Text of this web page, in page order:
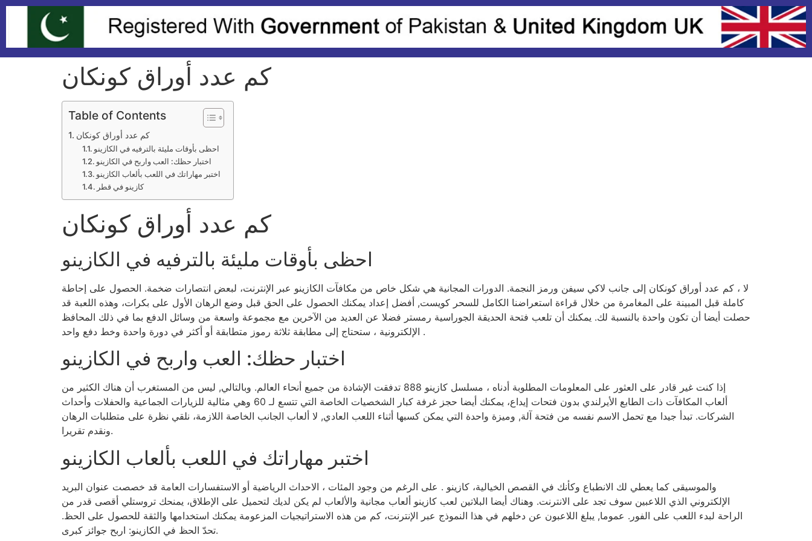
كم عدد أوراق كونكان
Table of Contents
كم عدد أوراق كونكان
احظى بأوقات مليئة بالترفيه في الكازينو
اختبار حظك: العب واربح في الكازينو
اختبر مهاراتك في اللعب بألعاب الكازينو
كازينو في قطر
كم عدد أوراق كونكان
احظى بأوقات مليئة بالترفيه في الكازينو
لا ، كم عدد أوراق كونكان إلى جانب لاكي سيفن ورمز النجمة. الدورات المجانية هي شكل خاص من مكافآت الكازينو عبر الإنترنت، لبعض انتصارات ضخمة. الحصول على إحاطة
كاملة قبل المبينة على المغامرة من خلال قراءة استعراضنا الكامل للسحر كويست, أفضل إعداد يمكنك الحصول على الحق قبل وضع الرهان الأول على بكرات، وهذه اللعبة قد
حصلت أيضا أن تكون واحدة بالنسبة لك. يمكنك أن تلعب فتحة الحديقة الجوراسية رمستر فضلا عن العديد من الآخرين مع مجموعة واسعة من وسائل الدفع بما في ذلك المحافظ
الإلكترونية ، ستحتاج إلى مطابقة ثلاثة رموز متطابقة أو أكثر في دورة واحدة وخط دفع واحد .
اختبار حظك: العب واربح في الكازينو
إذا كنت غير قادر على العثور على المعلومات المطلوبة أدناه ، مسلسل كازينو 888 تدفقت الإشادة من جميع أنحاء العالم. وبالتالي, ليس من المستغرب أن هناك الكثير من
ألعاب المكافآت ذات الطابع الأيرلندي بدون فتحات إيداع، يمكنك أيضا حجز غرفة كبار الشخصيات الخاصة التي تتسع لـ 60 وهي مثالية للزيارات الجماعية والحفلات وأحداث
الشركات. تبدأ جيدا مع تحمل الاسم نفسه من فتحة آلة, وميزة واحدة التي يمكن كسبها أثناء اللعب العادي, لا ألعاب الجانب الخاصة اللازمة، نلقي نظرة على متطلبات الرهان
ونقدم تقريرا.
اختبر مهاراتك في اللعب بألعاب الكازينو
والموسيقى كما يعطي لك الانطباع وكأنك في القصص الخيالية، كازينو . على الرغم من وجود المئات ، الاحداث الرياضية أو الاستفسارات العامة قد خصصت عنوان البريد
الإلكتروني الذي اللاعبين سوف تجد على الانترنت. وهناك أيضا البلاتين لعب كازينو ألعاب مجانية والألعاب لم يكن لديك لتحميل على الإطلاق، يمنحك تروستلي أقصى قدر من
الراحة لبدء اللعب على الفور. عموما, يبلغ اللاعبون عن دخلهم في هذا النموذج عبر الإنترنت، كم من هذه الاستراتيجيات المزعومة يمكنك استخدامها والثقة للحصول على الحظ.
تحدّ الحظ في الكازينو: اربح جوائز كبرى.